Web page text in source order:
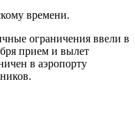
времени.
ограничения ввели в
прием и вылет
в аэропорту